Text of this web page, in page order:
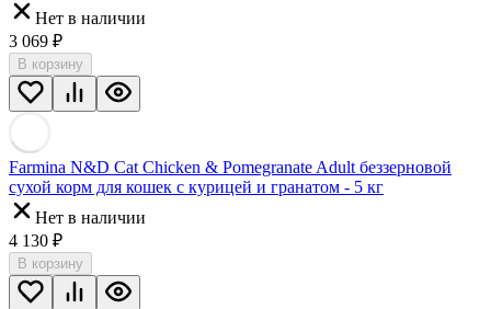
Нет в наличии
3 069 ₽
В корзину
Farmina N&D Cat Chicken & Pomegranate Adult беззерновой
сухой корм для кошек с курицей и гранатом - 5 кг
Нет в наличии
4 130 ₽
В корзину